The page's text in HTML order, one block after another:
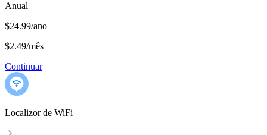
Anual
$24.99/ano
$2.49/mês
Continuar
Localizor de WiFi